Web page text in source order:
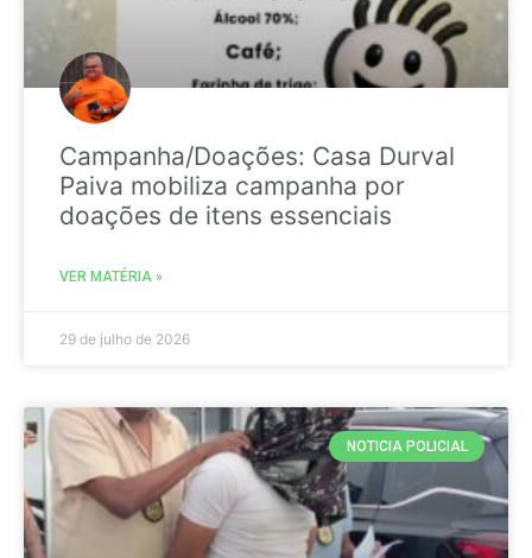
Campanha/Doações: Casa Durval
Paiva mobiliza campanha por
doações de itens essenciais
VER MATÉRIA »
29 de julho de 2026
NOTICIA POLICIAL